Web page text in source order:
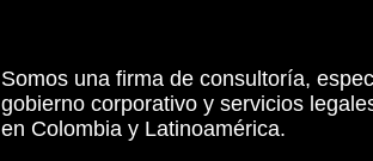
Somos una firma de consultoría,
gobierno corporativo y servicios
en Colombia y Latinoamérica.